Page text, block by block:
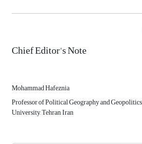
Chief Editor's Note
Mohammad Hafeznia
Professor of Political Geography and
University, Tehran, Iran